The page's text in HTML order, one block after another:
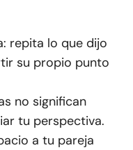
repita lo que dijo
su propio punto
no significan
tu perspectiva.
a tu pareja